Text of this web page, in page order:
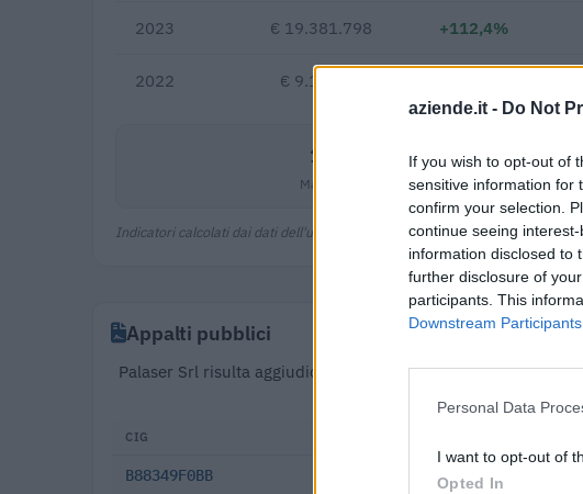
aziende.it - Do Not
If you wish to opt-out of
sensitive information for
confirm your selection.
continue seeing
information disclosed to
further disclosure of
participants. This
Downstream Participants
Personal Data
I want to opt-out of
Opted In
2023 € 19.381.798 +112,4%
2022 € 9.126.325
12,2%
Margine netto
Indicatori calcolati dai dati dell'ultimo bilancio disponibile.
Appalti pubblici
Palaser Srl risulta aggiudicataria di 56 appalti pubblici per
CIG
B88349F0BB 2025-10-30